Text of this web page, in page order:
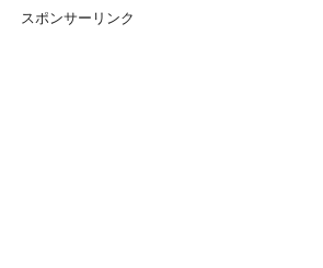
スポンサーリンク